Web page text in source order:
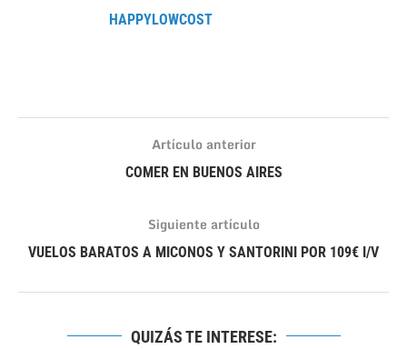
HAPPYLOWCOST
Artículo anterior
COMER EN BUENOS AIRES
Siguiente artículo
VUELOS BARATOS A MICONOS Y SANTORINI POR 109€ I/V
QUIZÁS TE INTERESE: